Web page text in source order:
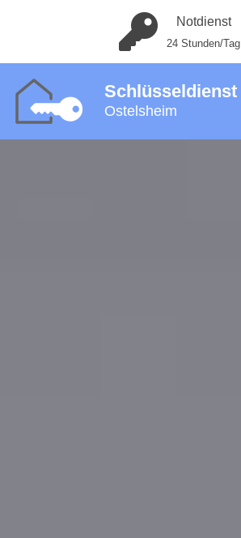
Notdienst
24 Stunden/Tag
Schlüsseldienst
Ostelsheim